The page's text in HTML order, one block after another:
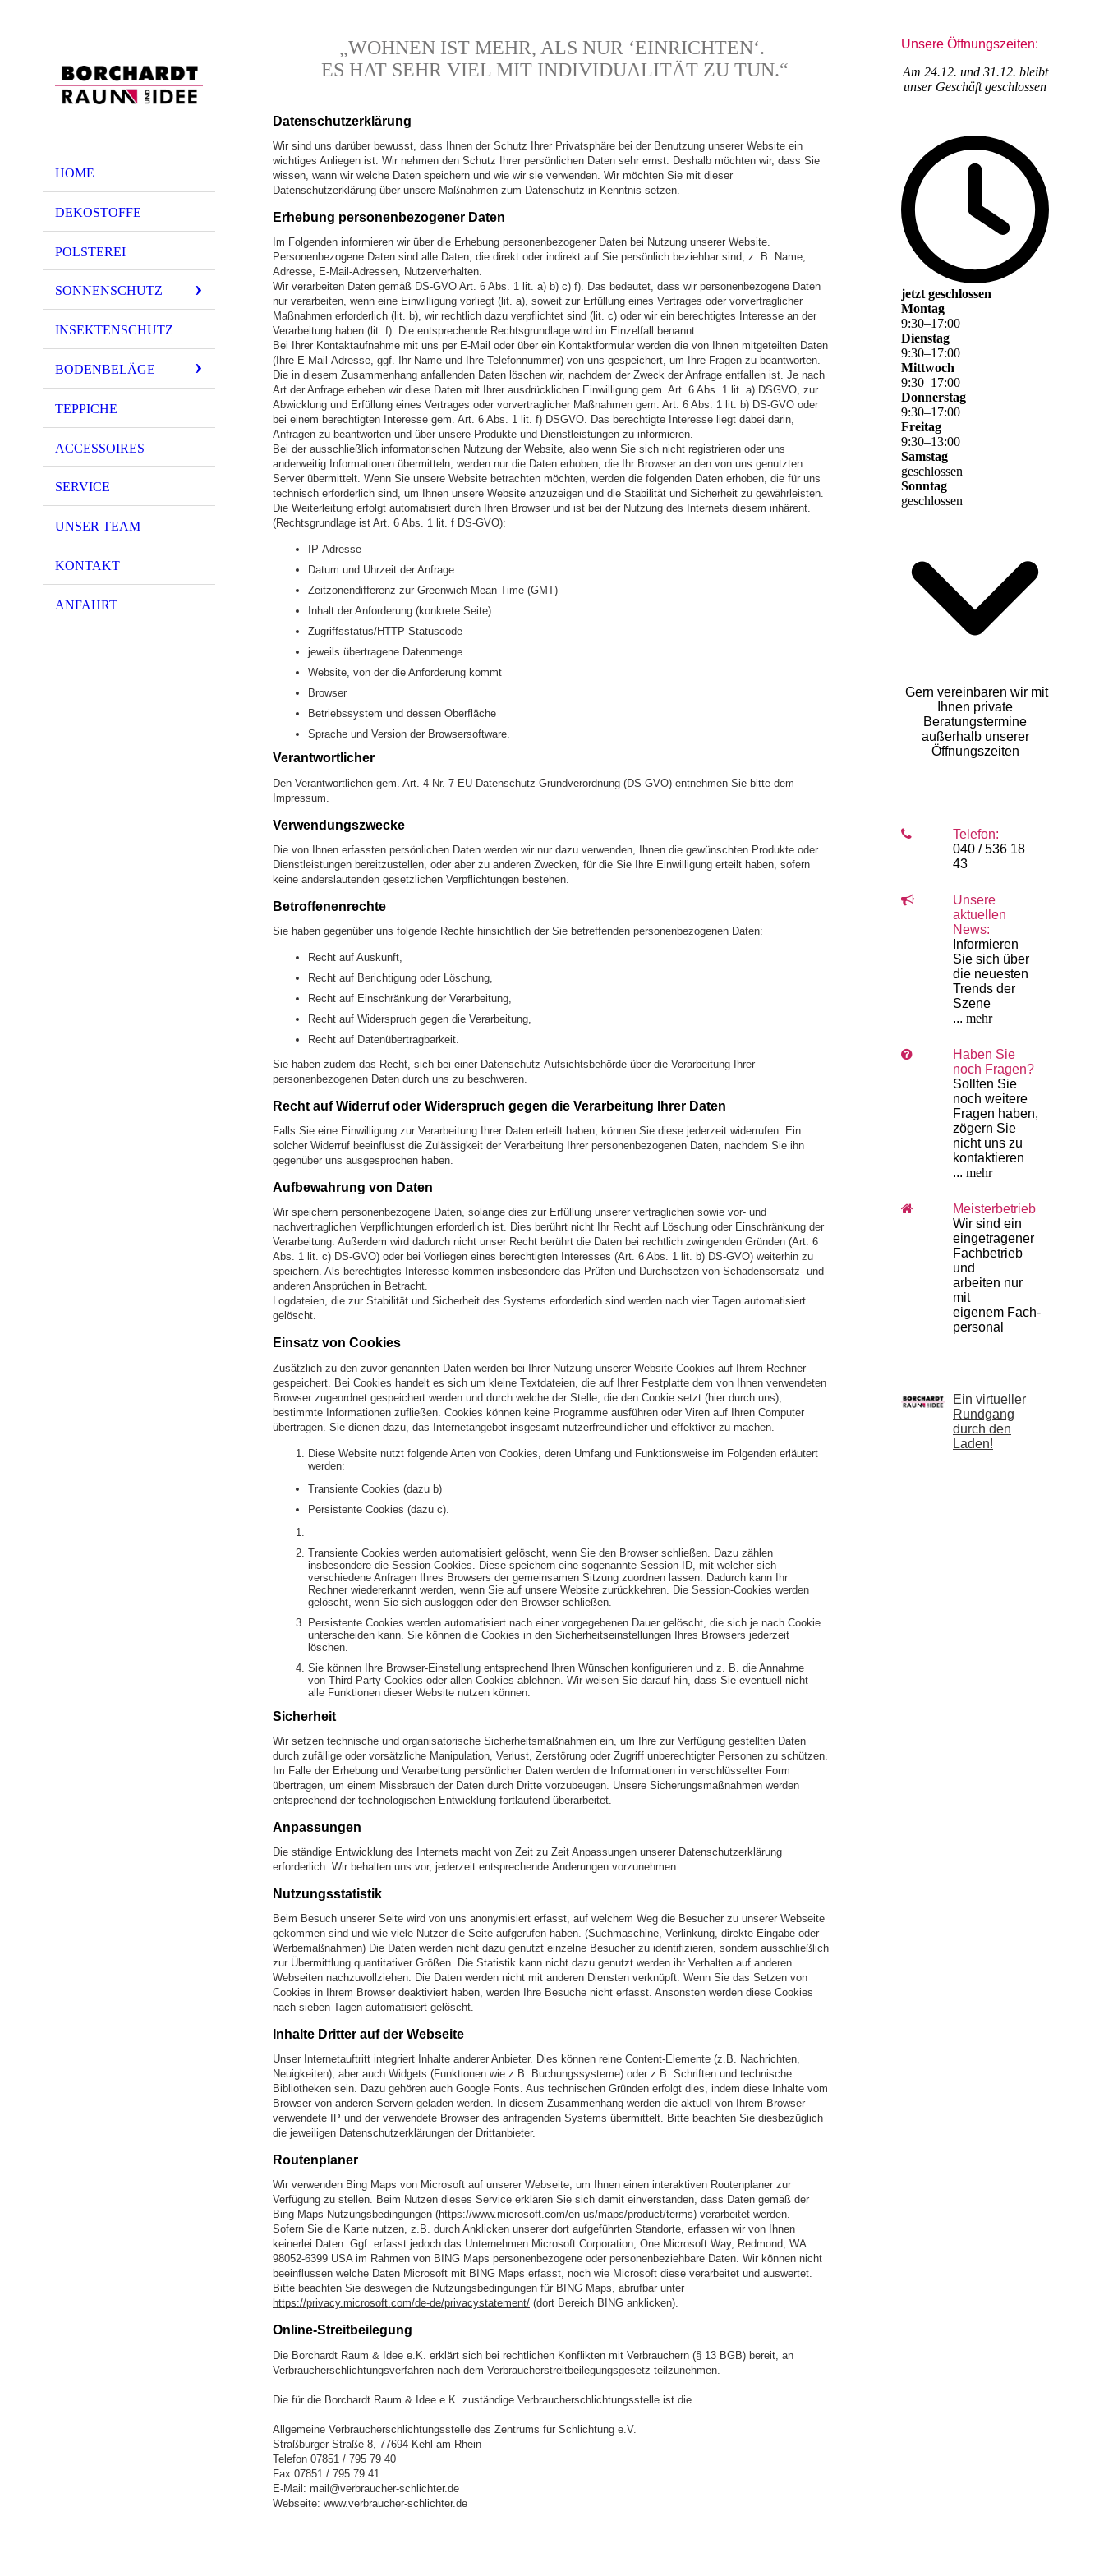
HOME
DEKOSTOFFE
POLSTEREI
SONNENSCHUTZ
INSEKTENSCHUTZ
BODENBELÄGE
TEPPICHE
ACCESSOIRES
SERVICE
UNSER TEAM
KONTAKT
ANFAHRT
„WOHNEN IST MEHR, ALS NUR ‘EINRICHTEN‘.
ES HAT SEHR VIEL MIT INDIVIDUALITÄT ZU TUN.“
Datenschutz­erklärung
Wir sind uns darüber bewusst, dass Ihnen der Schutz Ihrer Privatsphäre bei der Benutzung unserer Website ein
wichtiges Anliegen ist. Wir nehmen den Schutz Ihrer persönlichen Daten sehr ernst. Deshalb möchten wir, dass Sie
wissen, wann wir welche Daten speichern und wie wir sie verwenden. Wir möchten Sie mit dieser
Datenschutzerklärung über unsere Maßnahmen zum Datenschutz in Kenntnis setzen.
Erhebung personenbezogener Daten
Im Folgenden informieren wir über die Erhebung personenbezogener Daten bei Nutzung unserer Website.
Personenbezogene Daten sind alle Daten, die direkt oder indirekt auf Sie persönlich beziehbar sind, z. B. Name,
Adresse, E-Mail-Adressen, Nutzerverhalten.
Wir verarbeiten Daten gemäß DS-GVO Art. 6 Abs. 1 lit. a) b) c) f). Das bedeutet, dass wir personenbezogene Daten
nur verarbeiten, wenn eine Einwilligung vorliegt (lit. a), soweit zur Erfüllung eines Vertrages oder vorvertraglicher
Maßnahmen erforderlich (lit. b), wir rechtlich dazu verpflichtet sind (lit. c) oder wir ein berechtigtes Interesse an der
Verarbeitung haben (lit. f). Die entsprechende Rechtsgrundlage wird im Einzelfall benannt.
Bei Ihrer Kontaktaufnahme mit uns per E-Mail oder über ein Kontaktformular werden die von Ihnen mitgeteilten Daten
(Ihre E-Mail-Adresse, ggf. Ihr Name und Ihre Telefonnummer) von uns gespeichert, um Ihre Fragen zu beantworten.
Die in diesem Zusammenhang anfallenden Daten löschen wir, nachdem der Zweck der Anfrage entfallen ist. Je nach
Art der Anfrage erheben wir diese Daten mit Ihrer ausdrücklichen Einwilligung gem. Art. 6 Abs. 1 lit. a) DSGVO, zur
Abwicklung und Erfüllung eines Vertrages oder vorvertraglicher Maßnahmen gem. Art. 6 Abs. 1 lit. b) DS-GVO oder
bei einem berechtigten Interesse gem. Art. 6 Abs. 1 lit. f) DSGVO. Das berechtigte Interesse liegt dabei darin,
Anfragen zu beantworten und über unsere Produkte und Dienstleistungen zu informieren.
Bei der ausschließlich informatorischen Nutzung der Website, also wenn Sie sich nicht registrieren oder uns
anderweitig Informationen übermitteln, werden nur die Daten erhoben, die Ihr Browser an den von uns genutzten
Server übermittelt. Wenn Sie unsere Website betrachten möchten, werden die folgenden Daten erhoben, die für uns
technisch erforderlich sind, um Ihnen unsere Website anzuzeigen und die Stabilität und Sicherheit zu gewährleisten.
Die Weiterleitung erfolgt automatisiert durch Ihren Browser und ist bei der Nutzung des Internets diesem inhärent.
(Rechtsgrundlage ist Art. 6 Abs. 1 lit. f DS-GVO):
IP-Adresse
Datum und Uhrzeit der Anfrage
Zeitzonendifferenz zur Greenwich Mean Time (GMT)
Inhalt der Anforderung (konkrete Seite)
Zugriffsstatus/HTTP-Statuscode
jeweils übertragene Datenmenge
Website, von der die Anforderung kommt
Browser
Betriebssystem und dessen Oberfläche
Sprache und Version der Browsersoftware.
Verantwortlicher
Den Verantwortlichen gem. Art. 4 Nr. 7 EU-Datenschutz-Grundverordnung (DS-GVO) entnehmen Sie bitte dem
Impressum.
Verwendungszwecke
Die von Ihnen erfassten persönlichen Daten werden wir nur dazu verwenden, Ihnen die gewünschten Produkte oder
Dienstleistungen bereitzustellen, oder aber zu anderen Zwecken, für die Sie Ihre Einwilligung erteilt haben, sofern
keine anderslautenden gesetzlichen Verpflichtungen bestehen.
Betroffenenrechte
Sie haben gegenüber uns folgende Rechte hinsichtlich der Sie betreffenden personenbezogenen Daten:
Recht auf Auskunft,
Recht auf Berichtigung oder Löschung,
Recht auf Einschränkung der Verarbeitung,
Recht auf Widerspruch gegen die Verarbeitung,
Recht auf Datenübertragbarkeit.
Sie haben zudem das Recht, sich bei einer Datenschutz-Aufsichtsbehörde über die Verarbeitung Ihrer
personenbezogenen Daten durch uns zu beschweren.
Recht auf Widerruf oder Widerspruch gegen die Verarbeitung Ihrer Daten
Falls Sie eine Einwilligung zur Verarbeitung Ihrer Daten erteilt haben, können Sie diese jederzeit widerrufen. Ein
solcher Widerruf beeinflusst die Zulässigkeit der Verarbeitung Ihrer personenbezogenen Daten, nachdem Sie ihn
gegenüber uns ausgesprochen haben.
Aufbewahrung von Daten
Wir speichern personenbezogene Daten, solange dies zur Erfüllung unserer vertraglichen sowie vor- und
nachvertraglichen Verpflichtungen erforderlich ist. Dies berührt nicht Ihr Recht auf Löschung oder Einschränkung der
Verarbeitung. Außerdem wird dadurch nicht unser Recht berührt die Daten bei rechtlich zwingenden Gründen (Art. 6
Abs. 1 lit. c) DS-GVO) oder bei Vorliegen eines berechtigten Interesses (Art. 6 Abs. 1 lit. b) DS-GVO) weiterhin zu
speichern. Als berechtigtes Interesse kommen insbesondere das Prüfen und Durchsetzen von Schadensersatz- und
anderen Ansprüchen in Betracht.
Logdateien, die zur Stabilität und Sicherheit des Systems erforderlich sind werden nach vier Tagen automatisiert
gelöscht.
Einsatz von Cookies
Zusätzlich zu den zuvor genannten Daten werden bei Ihrer Nutzung unserer Website Cookies auf Ihrem Rechner
gespeichert. Bei Cookies handelt es sich um kleine Textdateien, die auf Ihrer Festplatte dem von Ihnen verwendeten
Browser zugeordnet gespeichert werden und durch welche der Stelle, die den Cookie setzt (hier durch uns),
bestimmte Informationen zufließen. Cookies können keine Programme ausführen oder Viren auf Ihren Computer
übertragen. Sie dienen dazu, das Internetangebot insgesamt nutzerfreundlicher und effektiver zu machen.
Diese Website nutzt folgende Arten von Cookies, deren Umfang und Funktionsweise im Folgenden erläutert
werden:
Transiente Cookies (dazu b)
Persistente Cookies (dazu c).
Transiente Cookies werden automatisiert gelöscht, wenn Sie den Browser schließen. Dazu zählen
insbesondere die Session-Cookies. Diese speichern eine sogenannte Session-ID, mit welcher sich
verschiedene Anfragen Ihres Browsers der gemeinsamen Sitzung zuordnen lassen. Dadurch kann Ihr
Rechner wiedererkannt werden, wenn Sie auf unsere Website zurückkehren. Die Session-Cookies werden
gelöscht, wenn Sie sich ausloggen oder den Browser schließen.
Persistente Cookies werden automatisiert nach einer vorgegebenen Dauer gelöscht, die sich je nach Cookie
unterscheiden kann. Sie können die Cookies in den Sicherheitseinstellungen Ihres Browsers jederzeit
löschen.
Sie können Ihre Browser-Einstellung entsprechend Ihren Wünschen konfigurieren und z. B. die Annahme
von Third-Party-Cookies oder allen Cookies ablehnen. Wir weisen Sie darauf hin, dass Sie eventuell nicht
alle Funktionen dieser Website nutzen können.
Sicherheit
Wir setzen technische und organisatorische Sicherheitsmaßnahmen ein, um Ihre zur Verfügung gestellten Daten
durch zufällige oder vorsätzliche Manipulation, Verlust, Zerstörung oder Zugriff unberechtigter Personen zu schützen.
Im Falle der Erhebung und Verarbeitung persönlicher Daten werden die Informationen in verschlüsselter Form
übertragen, um einem Missbrauch der Daten durch Dritte vorzubeugen. Unsere Sicherungsmaßnahmen werden
entsprechend der technologischen Entwicklung fortlaufend überarbeitet.
Anpassungen
Die ständige Entwicklung des Internets macht von Zeit zu Zeit Anpassungen unserer Datenschutzerklärung
erforderlich. Wir behalten uns vor, jederzeit entsprechende Änderungen vorzunehmen.
Nutzungsstatistik
Beim Besuch unserer Seite wird von uns anonymisiert erfasst, auf welchem Weg die Besucher zu unserer Webseite
gekommen sind und wie viele Nutzer die Seite aufgerufen haben. (Suchmaschine, Verlinkung, direkte Eingabe oder
Werbemaßnahmen) Die Daten werden nicht dazu genutzt einzelne Besucher zu identifizieren, sondern ausschließlich
zur Übermittlung quantitativer Größen. Die Statistik kann nicht dazu genutzt werden ihr Verhalten auf anderen
Webseiten nachzuvollziehen. Die Daten werden nicht mit anderen Diensten verknüpft. Wenn Sie das Setzen von
Cookies in Ihrem Browser deaktiviert haben, werden Ihre Besuche nicht erfasst. Ansonsten werden diese Cookies
nach sieben Tagen automatisiert gelöscht.
Inhalte Dritter auf der Webseite
Unser Internetauftritt integriert Inhalte anderer Anbieter. Dies können reine Content-Elemente (z.B. Nachrichten,
Neuigkeiten), aber auch Widgets (Funktionen wie z.B. Buchungssysteme) oder z.B. Schriften und technische
Bibliotheken sein. Dazu gehören auch Google Fonts. Aus technischen Gründen erfolgt dies, indem diese Inhalte vom
Browser von anderen Servern geladen werden. In diesem Zusammenhang werden die aktuell von Ihrem Browser
verwendete IP und der verwendete Browser des anfragenden Systems übermittelt. Bitte beachten Sie diesbezüglich
die jeweiligen Datenschutzerklärungen der Drittanbieter.
Routenplaner
Wir verwenden Bing Maps von Microsoft auf unserer Webseite, um Ihnen einen interaktiven Routenplaner zur
Verfügung zu stellen. Beim Nutzen dieses Service erklären Sie sich damit einverstanden, dass Daten gemäß der
Bing Maps Nutzungsbedingungen (https://www.microsoft.com/en-us/maps/product/terms) verarbeitet werden.
Sofern Sie die Karte nutzen, z.B. durch Anklicken unserer dort aufgeführten Standorte, erfassen wir von Ihnen
keinerlei Daten. Ggf. erfasst jedoch das Unternehmen Microsoft Corporation, One Microsoft Way, Redmond, WA
98052-6399 USA im Rahmen von BING Maps personenbezogene oder personenbeziehbare Daten. Wir können nicht
beeinflussen welche Daten Microsoft mit BING Maps erfasst, noch wie Microsoft diese verarbeitet und auswertet.
Bitte beachten Sie deswegen die Nutzungsbedingungen für BING Maps, abrufbar unter
https://privacy.microsoft.com/de-de/privacystatement/ (dort Bereich BING anklicken).
Online-Streitbeilegung
Die Borchardt Raum & Idee e.K. erklärt sich bei rechtlichen Konflikten mit Verbrauchern (§ 13 BGB) bereit, an
Verbraucherschlichtungsverfahren nach dem Verbraucherstreitbeilegungsgesetz teilzunehmen.
Die für die Borchardt Raum & Idee e.K. zuständige Verbraucherschlichtungsstelle ist die
Allgemeine Verbraucherschlichtungsstelle des Zentrums für Schlichtung e.V.
Straßburger Straße 8, 77694 Kehl am Rhein
Telefon 07851 / 795 79 40
Fax 07851 / 795 79 41
E-Mail: mail@verbraucher-schlichter.de
Webseite: www.verbraucher-schlichter.de
Unsere Öffnungszeiten:
Am 24.12. und 31.12. bleibt
unser Geschäft geschlossen
jetzt geschlossen
Montag
9:30–17:00
Dienstag
9:30–17:00
Mittwoch
9:30–17:00
Donnerstag
9:30–17:00
Freitag
9:30–13:00
Samstag
geschlossen
Sonntag
geschlossen
Gern vereinbaren wir mit
Ihnen private
Beratungstermine
außerhalb unserer
Öffnungszeiten
Telefon:
040 / 536 18
43
Unsere
aktuellen
News:
Informieren
Sie sich über
die neuesten
Trends der
Szene
... mehr
Haben Sie
noch Fragen?
Sollten Sie
noch weitere
Fragen haben,
zögern Sie
nicht uns zu
kontaktieren
... mehr
Meisterbetrieb
Wir sind ein
eingetragener
Fachbetrieb
und
arbeiten nur
mit
eigenem Fach­
personal
Ein virtueller
Rundgang
durch den
Laden!